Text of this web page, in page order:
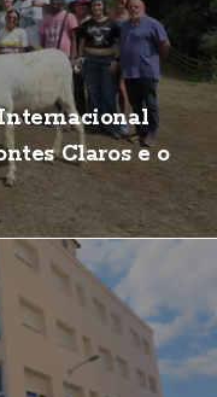
Claros e o